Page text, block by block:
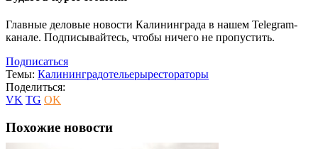
Главные деловые новости Калининграда в нашем Telegram-
канале. Подписывайтесь, чтобы ничего не пропустить.
Подписаться
Темы: Калининградотельерырестораторы
Поделиться:
VK TG OK
Похожие новости